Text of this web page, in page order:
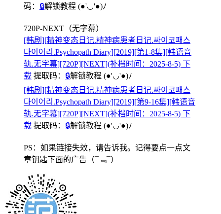
码： 🔒解锁教程 (●'◡'●)ﾉ
720P-NEXT（无字幕）
[韩剧][精神变态日记.精神病患者日记.싸이코패스
다이어리.Psychopath Diary][2019][第1-8集][韩语音
轨.无字幕][720P][NEXT](补档时间：2025-8-5) 下
载 提取码： 🔒解锁教程 (●'◡'●)ﾉ
[韩剧][精神变态日记.精神病患者日记.싸이코패스
다이어리.Psychopath Diary][2019][第9-16集][韩语音
轨.无字幕][720P][NEXT](补档时间：2025-8-5) 下
载 提取码： 🔒解锁教程 (●'◡'●)ﾉ
PS：如果链接失效，请告诉我。记得要点一点文
章钥匙下面的广告 （¯﹃¯）